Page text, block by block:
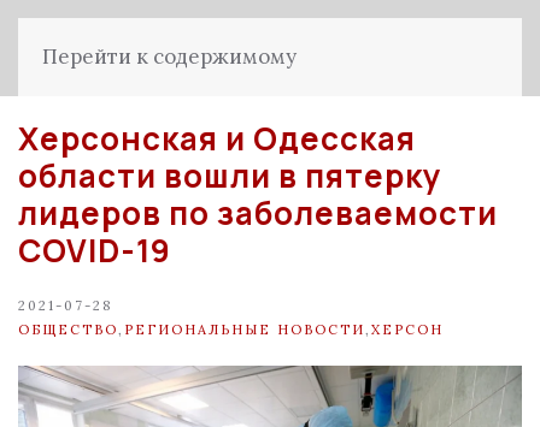
Перейти к содержимому
Херсонская и Одесская
области вошли в пятерку
лидеров по заболеваемости
COVID-19
2021-07-28
ОБЩЕСТВО РЕГИОНАЛЬНЫЕ НОВОСТИ ХЕРСОН